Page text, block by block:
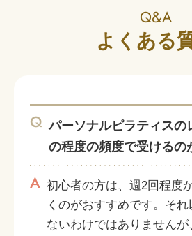
Q&A
よくある
Q パーソナルピラティスの
の程度の頻度で受けるの
A 初心者の方は、週2回程度
くのがおすすめです。そ
ないわけではありません